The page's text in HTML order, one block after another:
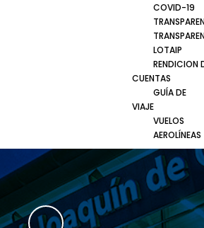
COVID-19
LOTAIP
RENDICION
CUENTAS
GUÍA DE
VIAJE
VUELOS
AEROLÍNEAS